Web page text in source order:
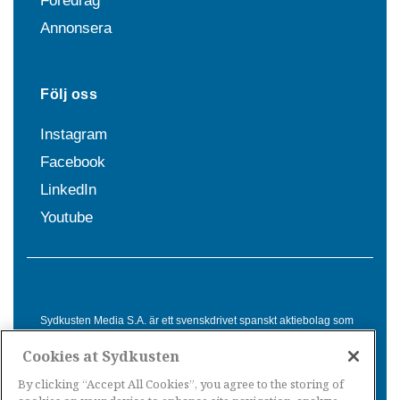
Annonsera
Följ oss
Instagram
Facebook
LinkedIn
Youtube
Sydkusten Media S.A. är ett svenskdrivet spanskt aktiebolag som
Spanien. Genom nyhetsbevakning av hela Spanien, med bas på
informationsförmedling för svenskar i Spanien.
Cookies at Sydkusten
By clicking “Accept All Cookies”, you agree to the storing of